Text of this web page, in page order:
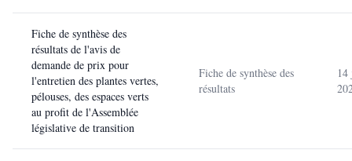
Fiche de synthèse des
résultats de l'avis de
demande de prix pour
l'entretien des plantes vertes,
pélouses, des espaces verts
au profit de l'Assemblée
législative de transition
Fiche de synthèse des
résultats